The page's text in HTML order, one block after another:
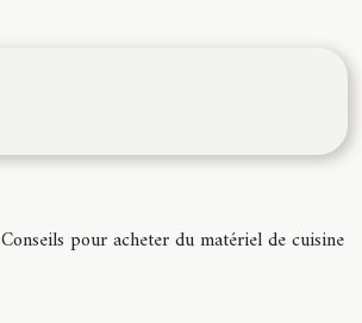
Conseils pour acheter du matériel de cuisine